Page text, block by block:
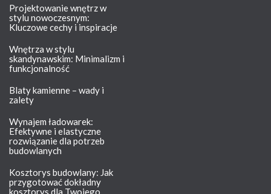
Projektowanie wnętrz w
stylu nowoczesnym:
Kluczowe cechy i inspiracje
Wnętrza w stylu
skandynawskim: Minimalizm i
funkcjonalność
Blaty kamienne – wady i
zalety
Wynajem ładowarek:
Efektywne i elastyczne
rozwiązanie dla potrzeb
budowlanych
Kosztorys budowlany: Jak
przygotować dokładny
kosztorys dla Twojego